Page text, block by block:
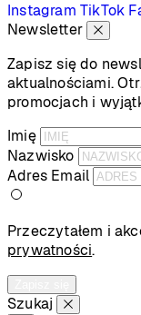
Instagram TikTok
Newsletter
Zapisz się do
aktualnościami.
promocjach i
Imię
Nazwisko
Adres Email
Przeczytałem i
prywatności.
Szukaj